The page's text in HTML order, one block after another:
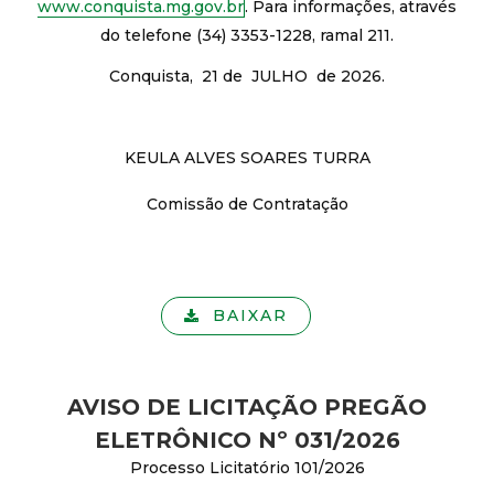
www.conquista.mg.gov.br. Para informações, através
do telefone (34) 3353-1228, ramal 211.
Conquista, 21 de JULHO de 2026.
KEULA ALVES SOARES TURRA
Comissão de Contratação
BAIXAR
AVISO DE LICITAÇÃO PREGÃO
ELETRÔNICO Nº 031/2026
Processo Licitatório 101/2026